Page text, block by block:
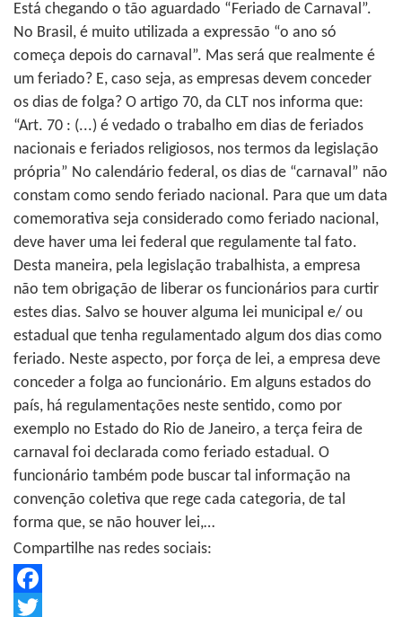
Está chegando o tão aguardado “Feriado de Carnaval”.
No Brasil, é muito utilizada a expressão “o ano só
começa depois do carnaval”. Mas será que realmente é
um feriado? E, caso seja, as empresas devem conceder
os dias de folga? O artigo 70, da CLT nos informa que:
“Art. 70 : (...) é vedado o trabalho em dias de feriados
nacionais e feriados religiosos, nos termos da legislação
própria” No calendário federal, os dias de “carnaval” não
constam como sendo feriado nacional. Para que um data
comemorativa seja considerado como feriado nacional,
deve haver uma lei federal que regulamente tal fato.
Desta maneira, pela legislação trabalhista, a empresa
não tem obrigação de liberar os funcionários para curtir
estes dias. Salvo se houver alguma lei municipal e/ ou
estadual que tenha regulamentado algum dos dias como
feriado. Neste aspecto, por força de lei, a empresa deve
conceder a folga ao funcionário. Em alguns estados do
país, há regulamentações neste sentido, como por
exemplo no Estado do Rio de Janeiro, a terça feira de
carnaval foi declarada como feriado estadual. O
funcionário também pode buscar tal informação na
convenção coletiva que rege cada categoria, de tal
forma que, se não houver lei,…
Compartilhe nas redes sociais:
Facebook